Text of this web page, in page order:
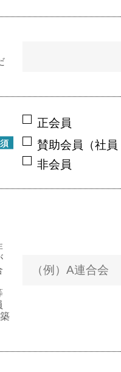
正会員
賛助会員（社
非会員